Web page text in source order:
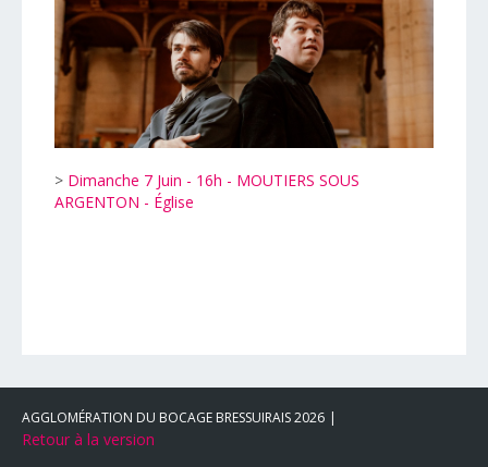
> Dimanche 7 Juin - 16h - MOUTIERS SOUS
ARGENTON - Église
AGGLOMÉRATION DU BOCAGE BRESSUIRAIS2026
Retour à la version